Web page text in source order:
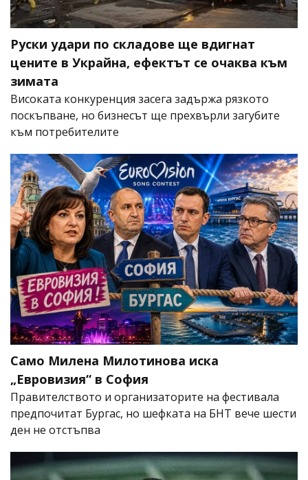
Руски удари по складове ще вдигнат
цените в Украйна, ефектът се очаква към
зимата
Високата конкуренция засега задържа рязкото
поскъпване, но бизнесът ще прехвърли загубите
към потребителите
Само Милена Милотинова иска
„Евровизия“ в София
Правителството и организаторите на фестивала
предпочитат Бургас, но шефката на БНТ вече шести
ден не отстъпва